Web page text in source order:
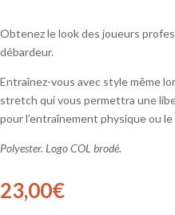
Obtenez le look des joueurs
débardeur.
Entraînez-vous avec style même
stretch qui vous permettra une
pour l’entraînement physique ou
Polyester. Logo COL brodé.
23,00€